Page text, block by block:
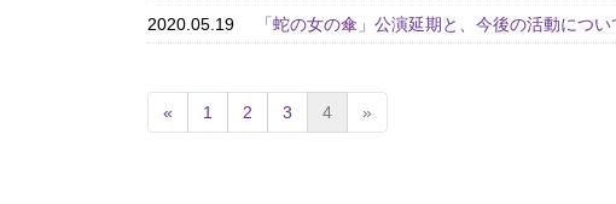
2020.05.19 「蛇の女の傘」公演延期と、今後の活動につい
« 1 2 3 4(
c
»